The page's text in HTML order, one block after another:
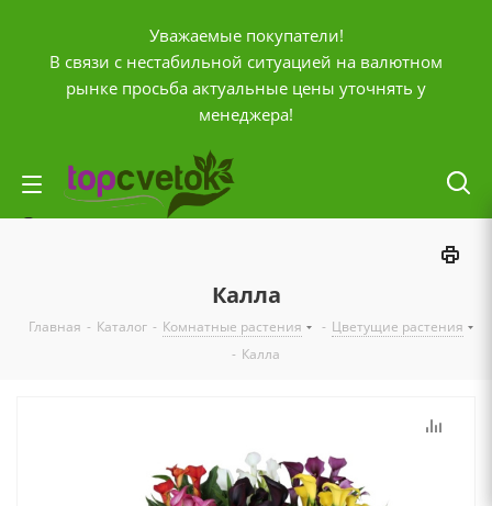
Уважаемые покупатели!
В связи с нестабильной ситуацией на валютном
рынке просьба актуальные цены уточнять у
менеджера!
ПН-ПТ с 10:00 до 20:00
Калла
Главная - Каталог - Комнатные растения - Цветущие растения
- Калла